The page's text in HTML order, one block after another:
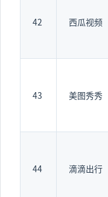
42 西瓜视频
43 美图秀秀
44 滴滴出行